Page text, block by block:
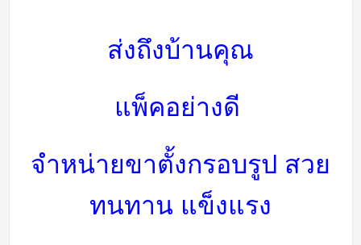
ส่งถึงบ้านคุณ
แพ็คอย่างดี
จำหน่ายขาตั้งกรอบรูป สวย
ทนทาน แข็งแรง